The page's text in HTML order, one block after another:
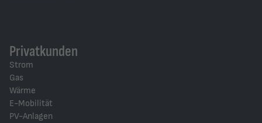
Privatkunden
Strom
Gas
Wärme
E-Mobilität
PV-Anlagen